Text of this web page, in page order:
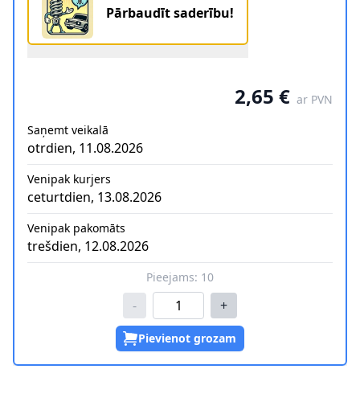
Pārbaudīt saderību!
2,65 € ar PVN
Saņemt veikalā
otrdien, 11.08.2026
Venipak kurjers
ceturtdien, 13.08.2026
Venipak pakomāts
trešdien, 12.08.2026
Pieejams: 10
- +
Pievienot grozam